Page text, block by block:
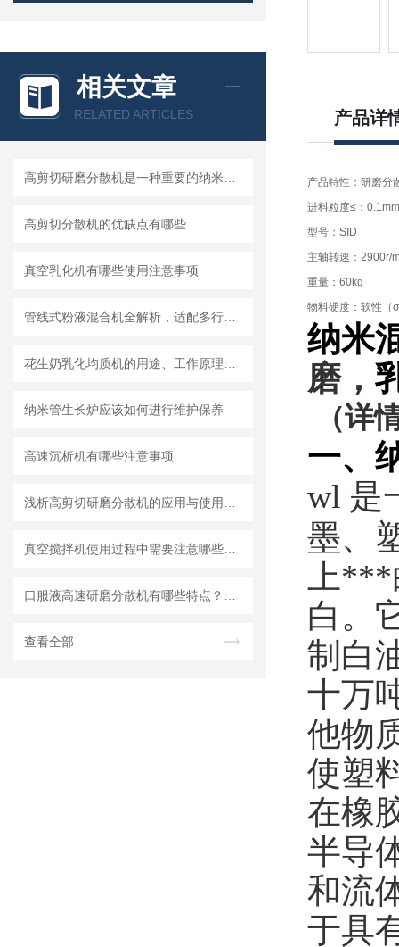
相关文章
RELATED ARTICLES
高剪切分散机的优缺点有哪些
真空乳化机有哪些使用注意事项
纳米管生长炉应该如何进行维护保养
高速沉析机有哪些注意事项
查看全部
产品详
产品特性：研磨分
进料粒度≤：0.1mm
型号：SID
主轴转速：2900r/
重量：60kg
物料硬度：软性（
纳米
磨，
（详
一、
wl 是
墨、
上***
白。
制白
十万
他物
使塑
在橡
半导
和流
于具